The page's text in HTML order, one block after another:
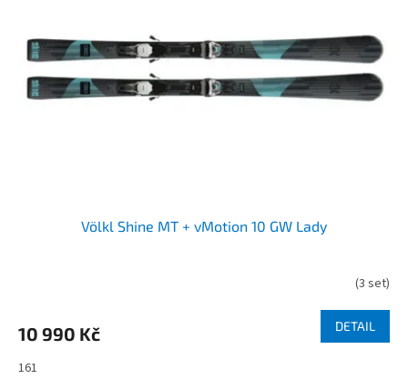
Völkl Shine MT + vMotion 10 GW Lady
(3 set)
10 990 Kč DETAIL
161